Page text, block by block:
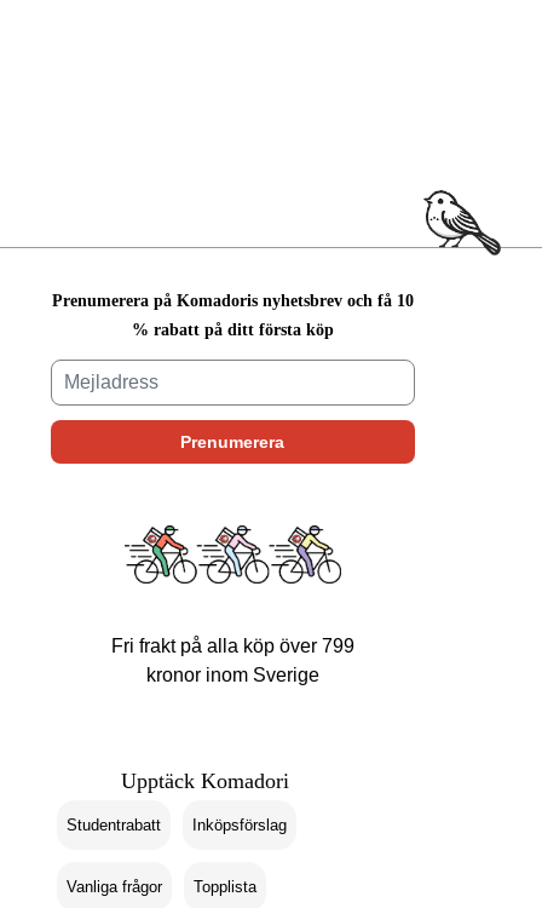
Prenumerera på Komadoris nyhetsbrev och få 10
% rabatt på ditt första köp
Fri frakt på alla köp över 799
kronor inom Sverige
Upptäck Komadori
Studentrabatt Inköpsförslag
Vanliga frågor Topplista